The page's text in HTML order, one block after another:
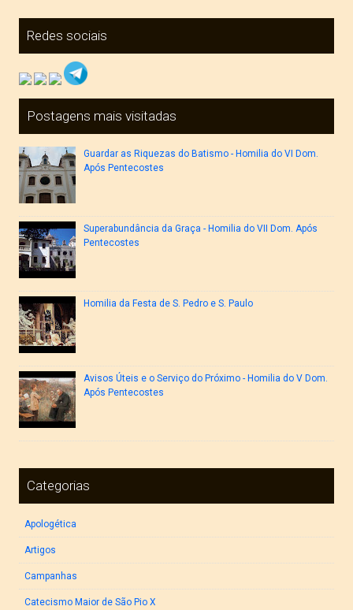
Redes sociais
Postagens mais visitadas
Guardar as Riquezas do Batismo - Homilia do VI Dom.
Após Pentecostes
Superabundância da Graça - Homilia do VII Dom. Após
Pentecostes
Homilia da Festa de S. Pedro e S. Paulo
Avisos Úteis e o Serviço do Próximo - Homilia do V Dom.
Após Pentecostes
Categorias
Apologética
Artigos
Campanhas
Catecismo Maior de São Pio X